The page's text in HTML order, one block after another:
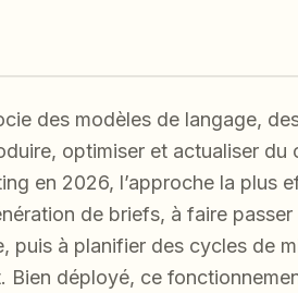
des modèles de langage,
optimiser et actualiser du
en 2026, l’approche la plus
de briefs, à faire
puis à planifier des cycles de
déployé, ce